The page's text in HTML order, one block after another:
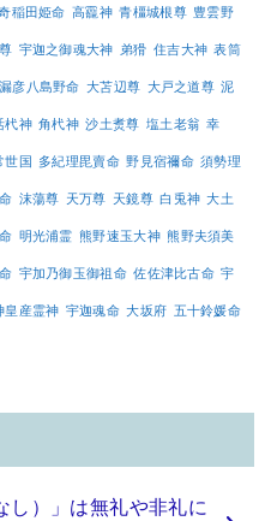
稲田姫命 高龗神 青橿城根尊 豊雲野
宇迦之御魂大神 弟猾 住吉大神 表筒
彦八島野命 大苫辺尊 大戸之道尊 泥
杙神 角杙神 沙土煑尊 塩土老翁 幸
世国 多紀理毘賣命 野見宿禰命 須勢理
沫蕩尊 天万尊 天鏡尊 白兎神 大土
明光浦霊 熊野速玉大神 熊野夫須美
宇加乃御玉御祖命 佐佐津比古命 宇
皇産霊神 宇迦魂命 大坂府 五十鈴媛命
し）」は無礼や非礼に